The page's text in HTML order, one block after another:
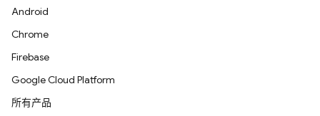
Android
Chrome
Firebase
Google Cloud Platform
所有产品